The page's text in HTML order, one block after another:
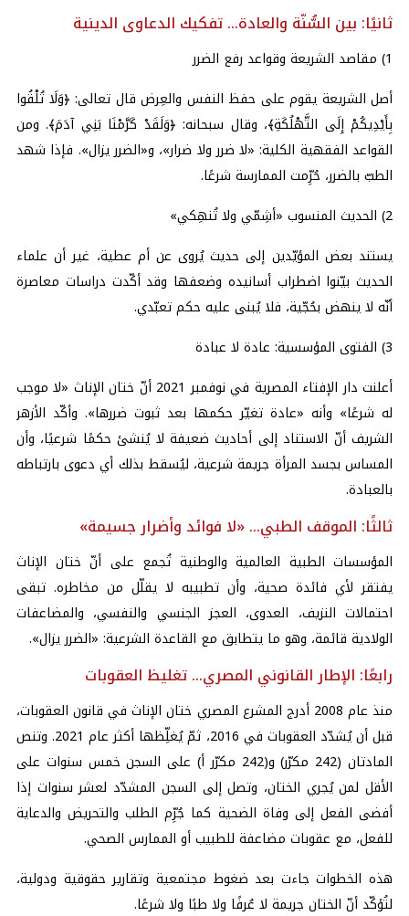
ثانيًا: بين السُّنّة والعادة… تفكيك الدعاوى الدينية
1) مقاصد الشريعة وقواعد رفع الضرر
أصل الشريعة يقوم على حفظ النفس والعِرض قال تعالى: ﴿وَلَا تُلْقُوا
بِأَيْدِيكُمْ إِلَى التَّهْلُكَةِ﴾، وقال سبحانه: ﴿وَلَقَدْ كَرَّمْنَا بَنِي آدَمَ﴾. ومن
القواعد الفقهية الكلية: «لا ضرر ولا ضرار»، و«الضرر يزال». فإذا شهد
الطبّ بالضرر، حُرِّمت الممارسة شرعًا.
2) الحديث المنسوب «أشِمّي ولا تُنهِكي»
يستند بعض المؤيّدين إلى حديث يُروى عن أم عطية، غير أن علماء
الحديث بيّنوا اضطراب أسانيده وضعفها وقد أكّدت دراسات معاصرة
أنّه لا ينهض بحُجّية، فلا يُبنى عليه حكم تعبّدي.
3) الفتوى المؤسسية: عادة لا عبادة
أعلنت دار الإفتاء المصرية في نوفمبر 2021 أنّ ختان الإناث «لا موجب
له شرعًا» وأنه «عادة تغيّر حكمها بعد ثبوت ضررها». وأكّد الأزهر
الشريف أنّ الاستناد إلى أحاديث ضعيفة لا يُنشئ حكمًا شرعيًا، وأن
المساس بجسد المرأة جريمة شرعية، ليُسقط بذلك أي دعوى بارتباطه
بالعبادة.
ثالثًا: الموقف الطبي… «لا فوائد وأضرار جسيمة»
المؤسسات الطبية العالمية والوطنية تُجمع على أنّ ختان الإناث
يفتقر لأي فائدة صحية، وأن تطبيبه لا يقلّل من مخاطره. تبقى
احتمالات النزيف، العدوى، العجز الجنسي والنفسي، والمضاعفات
الولادية قائمة، وهو ما يتطابق مع القاعدة الشرعية: «الضرر يزال».
رابعًا: الإطار القانوني المصري… تغليظ العقوبات
منذ عام 2008 أدرج المشرع المصري ختان الإناث في قانون العقوبات،
قبل أن يُشدّد العقوبات في 2016، ثمّ يُغلِّظها أكثر عام 2021. وتنص
المادتان (242 مكرّر) و(242 مكرّر أ) على السجن خمس سنوات على
الأقل لمن يُجري الختان، وتصل إلى السجن المشدّد لعشر سنوات إذا
أفضى الفعل إلى وفاة الضحية كما جُرِّم الطلب والتحريض والدعاية
للفعل، مع عقوبات مضاعفة للطبيب أو الممارس الصحي.
هذه الخطوات جاءت بعد ضغوط مجتمعية وتقارير حقوقية ودولية،
لتُؤكّد أنّ الختان جريمة لا عُرفًا ولا طبًا ولا شرعًا.